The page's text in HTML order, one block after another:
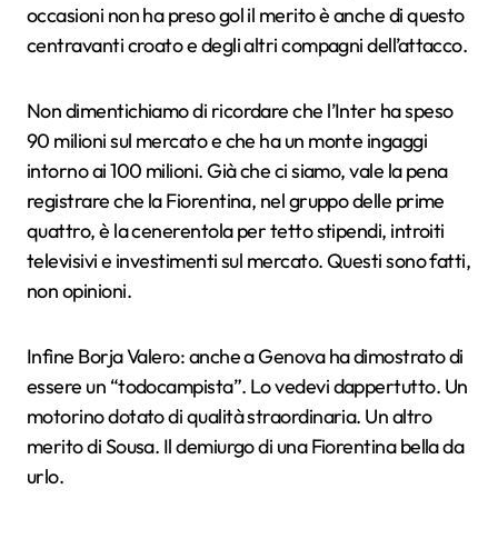
occasioni non ha preso gol il merito è anche di questo
centravanti croato e degli altri compagni dell’attacco.
Non dimentichiamo di ricordare che l’Inter ha speso
90 milioni sul mercato e che ha un monte ingaggi
intorno ai 100 milioni. Già che ci siamo, vale la pena
registrare che la Fiorentina, nel gruppo delle prime
quattro, è la cenerentola per tetto stipendi, introiti
televisivi e investimenti sul mercato. Questi sono fatti,
non opinioni.
Infine Borja Valero: anche a Genova ha dimostrato di
essere un “todocampista”. Lo vedevi dappertutto. Un
motorino dotato di qualità straordinaria. Un altro
merito di Sousa. Il demiurgo di una Fiorentina bella da
urlo.